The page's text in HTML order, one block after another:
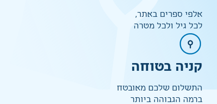
אלפי ספרים באתר,
לכל גיל ולכל מטרה
קניה בטוחה
התשלום שלכם מאובטח
ברמה הגבוהה ביותר